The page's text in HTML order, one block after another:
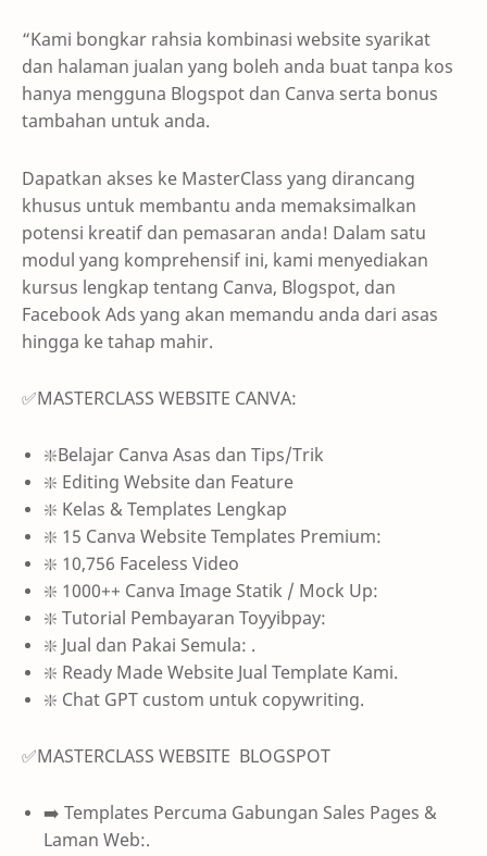
“Kami bongkar rahsia kombinasi website syarikat
dan halaman jualan yang boleh anda buat tanpa kos
hanya mengguna Blogspot dan Canva serta bonus
tambahan untuk anda.
Dapatkan akses ke MasterClass yang dirancang
khusus untuk membantu anda memaksimalkan
potensi kreatif dan pemasaran anda! Dalam satu
modul yang komprehensif ini, kami menyediakan
kursus lengkap tentang Canva, Blogspot, dan
Facebook Ads yang akan memandu anda dari asas
hingga ke tahap mahir.
✅MASTERCLASS WEBSITE CANVA:
❇️Belajar Canva Asas dan Tips/Trik
❇️ Editing Website dan Feature
❇️ Kelas & Templates Lengkap
❇️ 15 Canva Website Templates Premium:
❇️ 10,756 Faceless Video
❇️ 1000++ Canva Image Statik / Mock Up:
❇️ Tutorial Pembayaran Toyyibpay:
❇️ Jual dan Pakai Semula: .
❇️ Ready Made Website Jual Template Kami.
❇️ Chat GPT custom untuk copywriting.
✅MASTERCLASS WEBSITE BLOGSPOT
➡️ Templates Percuma Gabungan Sales Pages &
Laman Web:.